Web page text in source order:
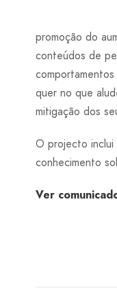
promoção do
conteúdos de
quer no que
mitigação dos
O projecto inclui
conhecimento
Ver